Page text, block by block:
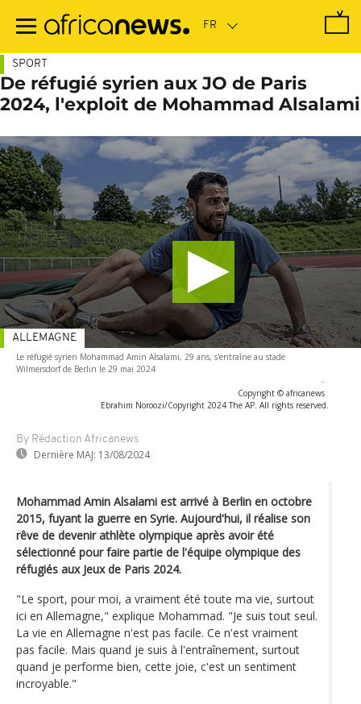
contenu
SPORT
De réfugié syrien aux JO de Paris
2024, l'exploit de Mohammad Alsalami
Le réfugié syrien Mohammad Amin Alsalami, 29 ans, s'entraîne au stade
Wilmersdorf de Berlin le 29 mai 2024
-
Copyright © africanews
Ebrahim Noroozi/Copyright 2024 The AP. All rights reserved.
By Rédaction Africanews
Dernière MAJ: 13/08/2024
ALLEMAGNE
Mohammad Amin Alsalami est arrivé à Berlin en octobre
2015, fuyant la guerre en Syrie. Aujourd'hui, il réalise son
rêve de devenir athlète olympique après avoir été
sélectionné pour faire partie de l'équipe olympique des
réfugiés aux Jeux de Paris 2024.
"Le sport, pour moi, a vraiment été toute ma vie, surtout
ici en Allemagne," explique Mohammad. "Je suis tout seul.
La vie en Allemagne n'est pas facile. Ce n'est vraiment
pas facile. Mais quand je suis à l'entraînement, surtout
quand je performe bien, cette joie, c'est un sentiment
incroyable."